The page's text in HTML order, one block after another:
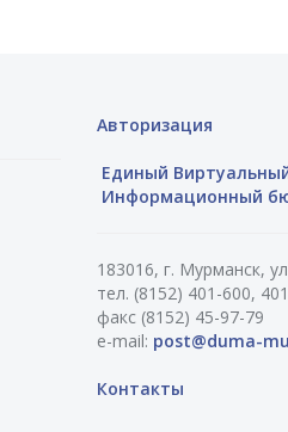
Авторизация
Единый
Информационный
183016, г. Мурманск,
тел. (8152) 401-600,
факс (8152) 45-97-79
e-mail: post@duma-
Контакты